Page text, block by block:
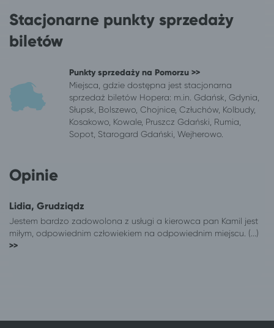
Oleśnica
Warszawa
Opole
Warszawa
Ostrów Mazowiecka
Warszawa
Piła
Warszawa
Piotrków Trybunalski
Warszawa
Warszawa
Warszawa
Radomsko
Sieradz
Świebodzin
Toruń
Warszawa
Warszawa
Lądek-Zdrój
Stacjonarne punkty sprzedaży
biletów
Punkty sprzedaży na Pomorzu >>
Miejsca, gdzie dostępna jest stacjonarna
sprzedaż biletów Hopera: m.in. Gdańsk, Gdynia,
Słupsk, Bolszewo, Chojnice, Człuchów, Kolbudy,
Kosakowo, Kowale, Pruszcz Gdański, Rumia,
Sopot, Starogard Gdański, Wejherowo.
Opinie
Lidia, Grudziądz
Jestem bardzo zadowolona z usługi a kierowca pan Kamil jest
miłym, odpowiednim człowiekiem na odpowiednim miejscu. (...)
>>